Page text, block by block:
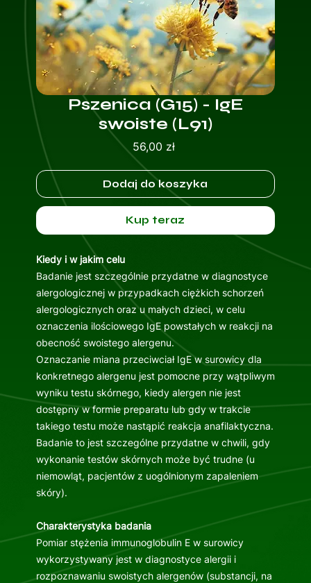
Pszenica (G15) - IgE
swoiste (L91)
56,00 złCena
Dodaj do koszyka
Kup teraz
Kiedy i w jakim celu
Badanie jest szczególnie przydatne w diagnostyce
alergologicznej w przypadkach ciężkich schorzeń
alergologicznych oraz u małych dzieci, w celu
oznaczenia ilościowego IgE powstałych w reakcji na
obecność swoistego alergenu.
Oznaczanie miana przeciwciał IgE w surowicy dla
konkretnego alergenu jest pomocne przy wątpliwym
wyniku testu skórnego, kiedy alergen nie jest
dostępny w formie preparatu lub gdy w trakcie
takiego testu może nastąpić reakcja anafilaktyczna.
Badanie to jest szczególne przydatne w chwili, gdy
wykonanie testów skórnych może być trudne (u
niemowląt, pacjentów z uogólnionym zapaleniem
skóry).
Charakterystyka badania
Pomiar stężenia immunoglobulin E w surowicy
wykorzystywany jest w diagnostyce alergii i
rozpoznawaniu swoistych alergenów (substancji, na